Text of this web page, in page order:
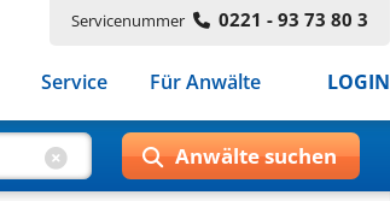
Servicenummer 0221 - 93 73 80 3
Service Für Anwälte LOGIN